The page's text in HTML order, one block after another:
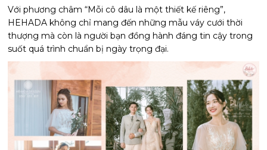
Với phương châm “Mỗi cô dâu là một thiết kế riêng”,
HEHADA không chỉ mang đến những mẫu váy cưới thời
thượng mà còn là người bạn đồng hành đáng tin cậy trong
suốt quá trình chuẩn bị ngày trọng đại.